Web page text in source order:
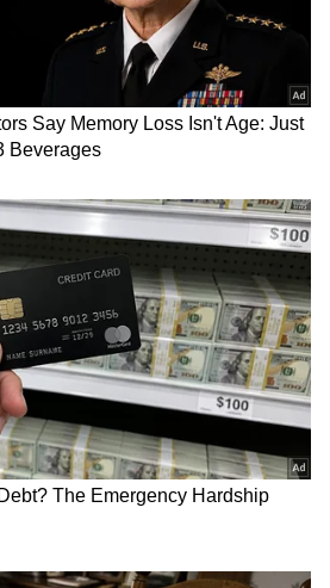
ತಕ್ಷಣವೇ ಹೊರಕ್ಕೆ!
for Smoking)
ಧೂಮಪಾನ (Smoking)
ತಕ್ಷಣವೇ ₹2,000 ದಂಡ
ಜೊತೆಗೆ ಕೇವಲ ದಂಡ ಮಾತ್ರವಲ್ಲದೆ,
ಹೊರಹಾಕಲಾಗುತ್ತದೆ ಮತ್ತು